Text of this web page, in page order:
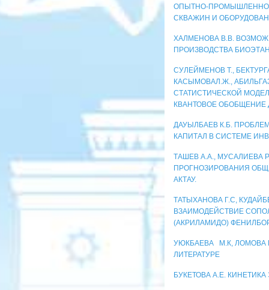
ОПЫТНО-
СКВАЖИН И
ХАЛМЕНОВА В.В.
ПРОИЗВОДСТВА
СУЛЕЙМЕНОВ Т.,
КАСЫМОВАЛ.Ж.,
СТАТИСТИЧЕСКОЙ
КВАНТОВОЕ
ДАУЫЛБАЕВ К.Б.
КАПИТАЛ В СИСТЕМЕ
ТАШЕВ А.А., МУСАЛИЕВА
ПРОГНОЗИРОВАНИЯ
АКТАУ.
ТАТЫХАНОВА Г.С,
ВЗАИМОДЕЙСТВИЕ
(АКРИЛАМИДО)
УЮКБАЕВА М.К, ЛОМОВА
ЛИТЕРАТУРЕ
БУКЕТОВА А.Е.